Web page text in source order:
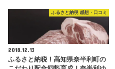
ふるさと納税 感想・口コミ
2018.12.13
ふるさと納税！高知県奈半利町の